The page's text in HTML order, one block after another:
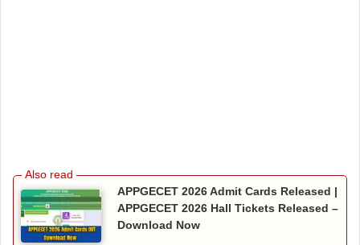
APPGECET 2026 Admit Cards Released |
APPGECET 2026 Hall Tickets Released –
Download Now